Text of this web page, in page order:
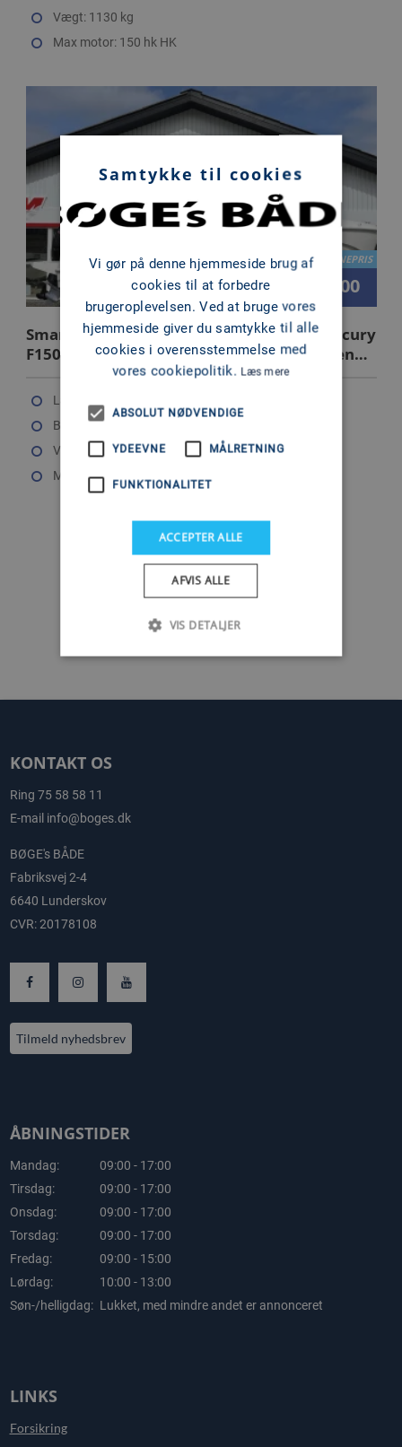
Vægt: 1130 kg
Max motor: 150 hk HK
KAMPAGNEPRIS
279.900
Smartliner CC Center Console 22 med Mercury
F150 EXLPT-EFI ProXS inkl. udstyr - velsejlende
styrepultsbåd
Længde: 6.5 m
Bredde: 2.24 m
Vægt: 1150 kg
Max motor: 150 hk HK
1
KONTAKT OS
Ring 75 58 58 11
E-mail info@boges.dk
BØGE's BÅDE
Fabriksvej 2-4
6640 Lunderskov
CVR: 20178108
Tilmeld nyhedsbrev
ÅBNINGSTIDER
Mandag:
09:00 - 17:00
Tirsdag:
09:00 - 17:00
Onsdag:
09:00 - 17:00
Torsdag:
09:00 - 17:00
Fredag:
09:00 - 15:00
Lørdag:
10:00 - 13:00
Søn-/helligdag: Lukket, med mindre andet er annonceret
LINKS
Forsikring
Samtykke til cookies
Vi gør på denne hjemmeside brug af
cookies til at forbedre
brugeroplevelsen. Ved at bruge vores
hjemmeside giver du samtykke til alle
cookies i overensstemmelse med
vores cookiepolitik. Læs mere
ABSOLUT NØDVENDIGE
YDEEVNE MÅLRETNING
FUNKTIONALITET
ACCEPTER ALLE
AFVIS ALLE
VIS DETALJER